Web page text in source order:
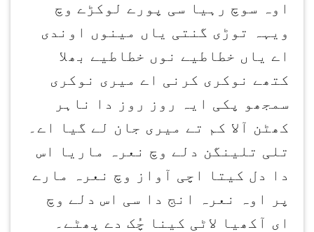
اوہ سوچ رہیا سی پورے لوکڑے وچ
ویہہ توڑی گنتی یاں مینوں اوندی
اے یاں خطاطیے نوں خطاطیے بھلا
کتھے نوکری کرنی اے میری نوکری
سمجھو پکی ایہ روز روز دا ناہر
کھٹن آلا کم تے میری جان لے گیا اے۔
تلی تلینگن دلے وچ نعرہ ماریا اس
دا دل کیتا اچی آواز وچ نعرہ مارے
پر اوہ نعرہ انج دا سی اس دلے وچ
ای آکھیا لاٹی کینا چُک دے پھٹے۔